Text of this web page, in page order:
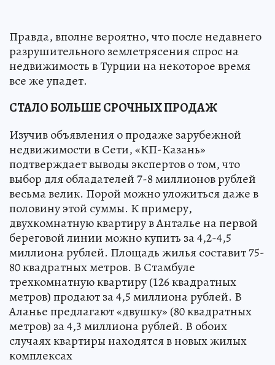
Правда, вполне вероятно, что после недавнего
разрушительного землетрясения спрос на
недвижимость в Турции на некоторое время
все же упадет.
СТАЛО БОЛЬШЕ СРОЧНЫХ ПРОДАЖ
Изучив объявления о продаже зарубежной
недвижимости в Сети, «КП-Казань»
подтверждает выводы экспертов о том, что
выбор для обладателей 7-8 миллионов рублей
весьма велик. Порой можно уложиться даже в
половину этой суммы. К примеру,
двухкомнатную квартиру в Анталье на первой
береговой линии можно купить за 4,2-4,5
миллиона рублей. Площадь жилья составит 75-
80 квадратных метров. В Стамбуле
трехкомнатную квартиру (126 квадратных
метров) продают за 4,5 миллиона рублей. В
Аланье предлагают «двушку» (80 квадратных
метров) за 4,3 миллиона рублей. В обоих
случаях квартиры находятся в новых жилых
комплексах